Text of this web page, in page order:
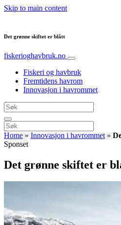
Skip to main content
Det grønne skiftet er blått
fiskerioghavbruk.no
Fiskeri og havbruk
Fremtidens havrom
Innovasjon i havrommet
Home » Innovasjon i havrommet »
Sponset
Det grønne skiftet er